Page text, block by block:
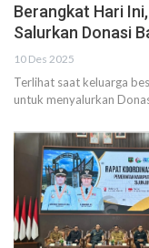
Berangkat Hari
Salurkan Donasi
10 Des 2025
Terlihat saat keluarga
untuk menyalurkan